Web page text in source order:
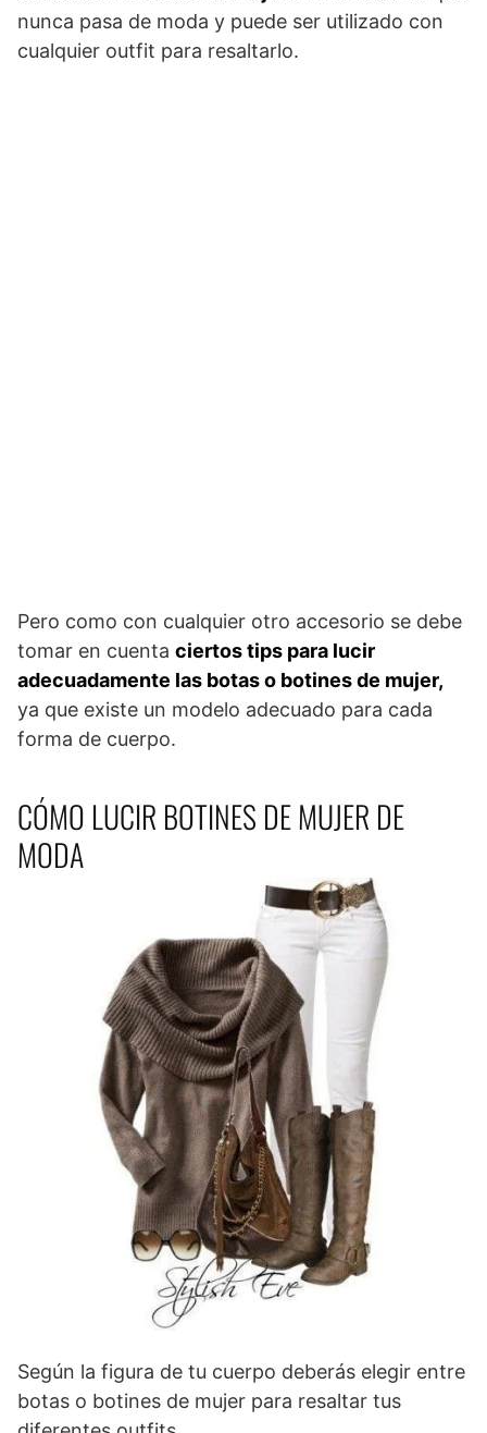
nunca pasa de moda y puede ser utilizado con
cualquier outfit para resaltarlo.
Pero como con cualquier otro accesorio se debe
tomar en cuenta ciertos tips para lucir
adecuadamente las botas o botines de mujer,
ya que existe un modelo adecuado para cada
forma de cuerpo.
CÓMO LUCIR BOTINES DE MUJER DE
MODA
Según la figura de tu cuerpo deberás elegir entre
botas o botines de mujer para resaltar tus